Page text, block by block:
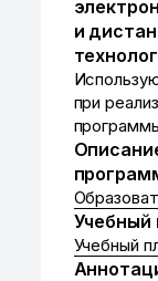
и
при
Учебный
Учебный